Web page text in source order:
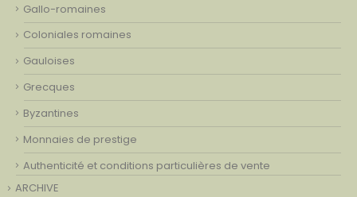
Gallo-romaines
Coloniales romaines
Gauloises
Grecques
Byzantines
Monnaies de prestige
Authenticité et conditions particulières de vente
ARCHIVE